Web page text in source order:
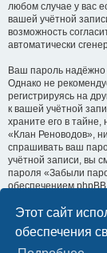
Этот сайт
обеспечения
любом случае у вас
вашей учётной
возможность
автоматически
Ваш пароль
Однако не
регистрируясь на
к вашей учётной
храните его в тайне,
«Клан Реноводов»,
спрашивать ваш
учётной записи, вы
пароля «Забыли
обеспечением
пользователя и
phpBB сгенерирует